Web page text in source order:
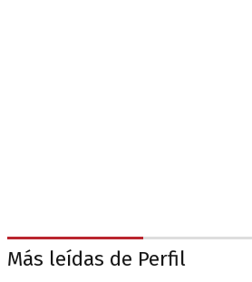
Más leídas de Perfil